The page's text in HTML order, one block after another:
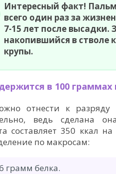
Интересный факт!
всего один раз за
7-15 лет после высадки.
накопившийся в стволе
крупы.
в 100 граммах
отнести к
ведь сделана
составляет 350 ккал
по макросам:
грамм белка.